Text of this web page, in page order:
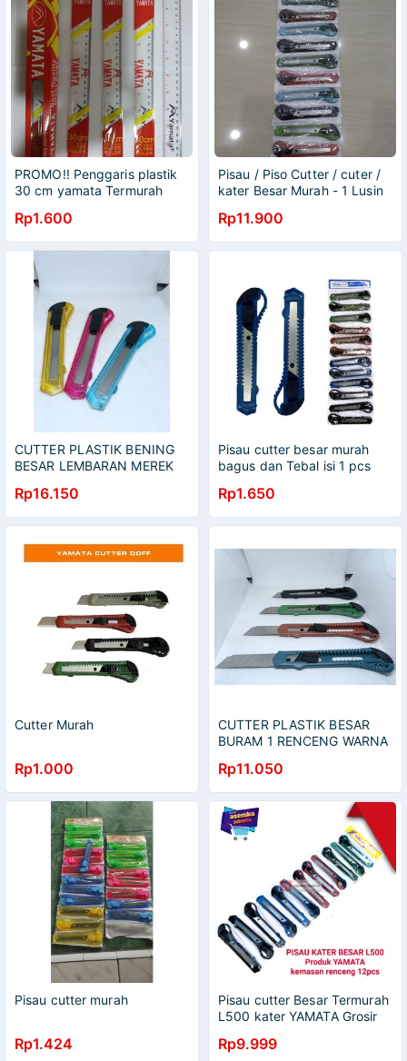
PROMO!! Penggaris plastik
30 cm yamata Termurah
Rp1.600
Pisau / Piso Cutter / cuter /
kater Besar Murah - 1 Lusin
Rp11.900
CUTTER PLASTIK BENING
BESAR LEMBARAN MEREK
PCS
Rp16.150
Pisau cutter besar murah
bagus dan Tebal isi 1 pcs
Rp1.650
Cutter Murah
Rp1.000
CUTTER PLASTIK BESAR
BURAM 1 RENCENG WARNA
PCS
Rp11.050
Pisau cutter murah
Rp1.424
Pisau cutter Besar Termurah
L500 kater YAMATA Grosir
Rp9.999